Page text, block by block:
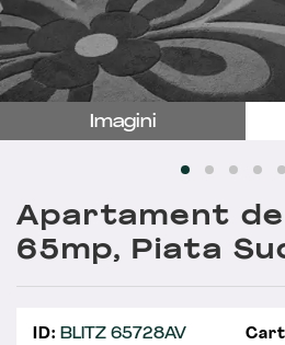
Imagini
Apartament
65mp, Piata
ID: BLITZ 65728AV